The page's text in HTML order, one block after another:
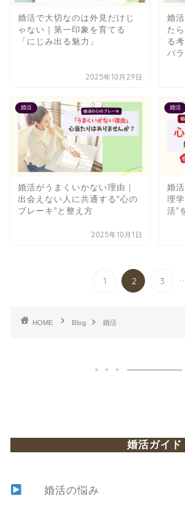
婚活で大切なのは外見だけじ
ゃない｜第一印象を育てる
「にじみ出る魅力」
2025年10月29日
婚
た
る
バ
婚活
婚活がうまくいかない理由｜
出会えない人に共通する“心の
ブレーキ”と整え方
2025年10月1日
婚活
婚
理
活”
1 2 3
HOME Blog 婚活
婚活ガイド
婚活の悩み